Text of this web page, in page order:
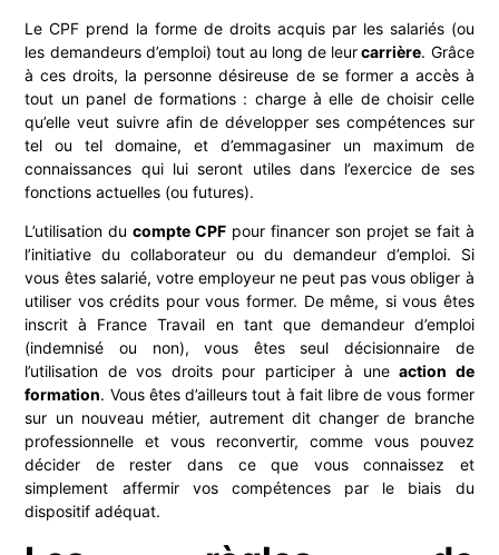
Le CPF prend la forme de droits acquis par les salariés (ou
les demandeurs d’emploi) tout au long de leurcarrière. Grâce
à ces droits, la personne désireuse de se former a accès à
tout un panel de formations : charge à elle de choisir celle
qu’elle veut suivre afin de développer ses compétences sur
tel ou tel domaine, et d’emmagasiner un maximum de
connaissances qui lui seront utiles dans l’exercice de ses
fonctions actuelles (ou futures).
L’utilisation ducompte CPF pour financer son projet se fait à
l’initiative du collaborateur ou du demandeur d’emploi. Si
vous êtes salarié, votre employeur ne peut pas vous obliger à
utiliser vos crédits pour vous former. De même, si vous êtes
inscrit à France Travail en tant que demandeur d’emploi
(indemnisé ou non), vous êtes seul décisionnaire de
l’utilisation de vos droits pour participer à uneaction de
formation. Vous êtes d’ailleurs tout à fait libre de vous former
sur un nouveau métier, autrement dit changer de branche
professionnelle et vous reconvertir, comme vous pouvez
décider de rester dans ce que vous connaissez et
simplement affermir vos compétences par le biais du
dispositif adéquat.